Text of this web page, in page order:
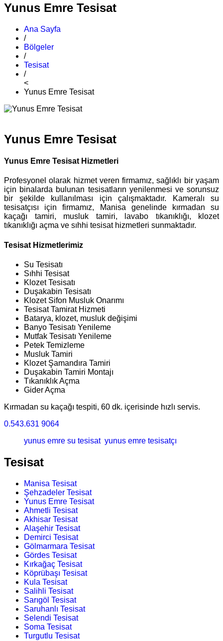
Yunus Emre Tesisat
Ana Sayfa
/
Bölgeler
/
Tesisat
/
<
Yunus Emre Tesisat
Yunus Emre Tesisat
Yunus Emre Tesisat Hizmetleri
Profesyonel olarak hizmet veren firmamız, sağlıklı bir yaşam
için binalarda bulunan tesisatların yenilenmesi ve sorunsuz
bir şekilde kullanılması için çalışmaktadır. Kameralı su
tesisatçısı için firmamız, Manisa genelinde kırmadan su
kaçağı tamiri, musluk tamiri, lavabo tıkanıklığı, klozet
tıkanıklığı açma ve sıhhi tesisat hizmetleri sunmaktadır.
Tesisat Hizmetlerimiz
Su Tesisatı
Sıhhi Tesisat
Klozet Tesisatı
Duşakabin Tesisatı
Klozet Sifon Musluk Onarımı
Tesisat Tamirat Hizmeti
Batarya, klozet, musluk değişimi
Banyo Tesisatı Yenileme
Mutfak Tesisatı Yenileme
Petek Temizleme
Musluk Tamiri
Klozet Şamandıra Tamiri
Duşakabin Tamiri Montajı
Tıkanıklık Açma
Gider Açma
Kırmadan su kaçağı tespiti, 60 dk. içerisinde hızlı servis.
0.543.631 9064
yunus emre su tesisat yunus emre tesisatçı
Tesisat
Manisa Tesisat
Şehzadeler Tesisat
Yunus Emre Tesisat
Ahmetli Tesisat
Akhisar Tesisat
Alaşehir Tesisat
Demirci Tesisat
Gölmarmara Tesisat
Gördes Tesisat
Kırkağaç Tesisat
Köprübaşı Tesisat
Kula Tesisat
Salihli Tesisat
Sarıgöl Tesisat
Saruhanlı Tesisat
Selendi Tesisat
Soma Tesisat
Turgutlu Tesisat